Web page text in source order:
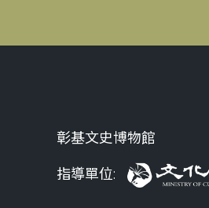
彰基文史博物館
指導單位: